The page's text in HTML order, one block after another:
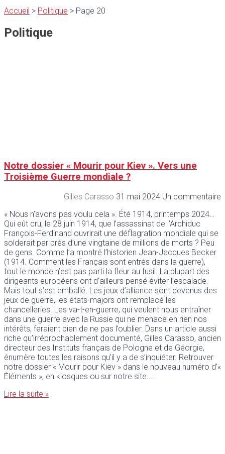
Accueil > Politique > Page 20
Politique
Notre dossier « Mourir pour Kiev ». Vers une
Troisième Guerre mondiale ?
Gilles Carasso 31 mai 2024 Un commentaire
« Nous n’avons pas voulu cela ». Été 1914, printemps 2024…
Qui eût cru, le 28 juin 1914, que l’assassinat de l’Archiduc
François-Ferdinand ouvrirait une déflagration mondiale qui se
solderait par près d’une vingtaine de millions de morts ? Peu
de gens. Comme l’a montré l’historien Jean-Jacques Becker
(1914. Comment les Français sont entrés dans la guerre),
tout le monde n’est pas parti la fleur au fusil. La plupart des
dirigeants européens ont d’ailleurs pensé éviter l’escalade.
Mais tout s’est emballé. Les jeux d’alliance sont devenus des
jeux de guerre, les états-majors ont remplacé les
chancelleries. Les va-t-en-guerre, qui veulent nous entraîner
dans une guerre avec la Russie qui ne menace en rien nos
intérêts, feraient bien de ne pas l’oublier. Dans un article aussi
riche qu’irréprochablement documenté, Gilles Carasso, ancien
directeur des Instituts français de Pologne et de Géorgie,
énumère toutes les raisons qu’il y a de s’inquiéter. Retrouver
notre dossier « Mourir pour Kiev » dans le nouveau numéro d’«
Éléments », en kiosques ou sur notre site.
Lire la suite »